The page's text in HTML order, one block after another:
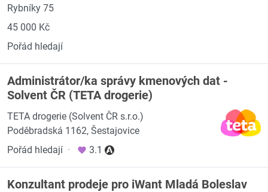
Rybníky 75
45 000 Kč
Pořád hledají
Administrátor/ka správy kmenových dat -
Solvent ČR (TETA drogerie)
TETA drogerie (Solvent ČR s.r.o.)
Poděbradská 1162, Šestajovice
Pořád hledají · 3.1
Konzultant prodeje pro iWant Mladá Boleslav